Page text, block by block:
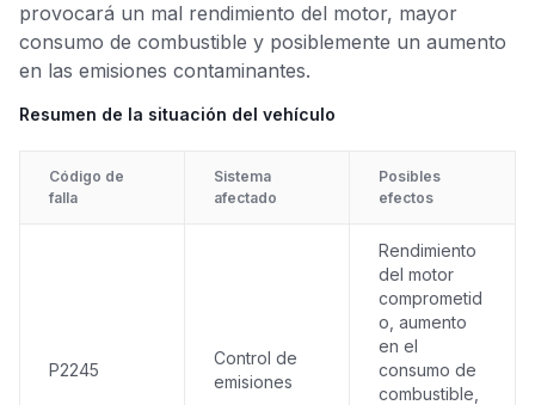
provocará un mal rendimiento del motor, mayor
consumo de combustible y posiblemente un aumento
en las emisiones contaminantes.
Resumen de la situación del vehículo
Código de
falla
Sistema
afectado
Posibles
efectos
P2245
Control de
emisiones
Rendimiento
del motor
comprometid
o, aumento
en el
consumo de
combustible,